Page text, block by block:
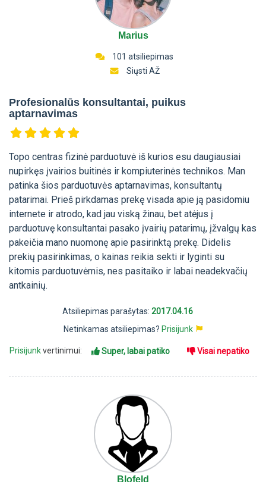
Marius
101 atsiliepimas
Siųsti AŽ
Profesionalūs konsultantai, puikus
aptarnavimas
Topo centras fizinė parduotuvė iš kurios esu daugiausiai
nupirkęs įvairios buitinės ir kompiuterinės technikos. Man
patinka šios parduotuvės aptarnavimas, konsultantų
patarimai. Prieš pirkdamas prekę visada apie ją pasidomiu
internete ir atrodo, kad jau viską žinau, bet atėjus į
parduotuvę konsultantai pasako įvairių patarimų, įžvalgų kas
pakeičia mano nuomonę apie pasirinktą prekę. Didelis
prekių pasirinkimas, o kainas reikia sekti ir lyginti su
kitomis parduotuvėmis, nes pasitaiko ir labai neadekvačių
antkainių.
Atsiliepimas parašytas: 2017.04.16
Netinkamas atsiliepimas? Prisijunk
Prisijunkvertinimui: Super, labai patiko Visai nepatiko
Blofeld